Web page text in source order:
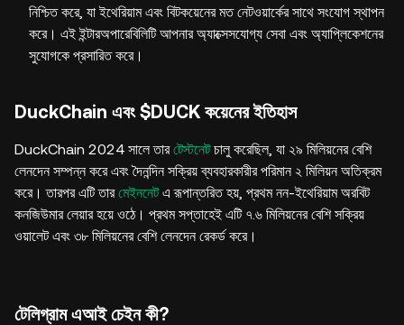
নিশ্চিত করে, যা ইথেরিয়াম এবং বিটকয়েনের মত নেটওয়ার্কের সাথে সংযোগ স্থাপন
করে। এই ইন্টারঅপারেবিলিটি আপনার অ্যাক্সেসযোগ্য সেবা এবং অ্যাপ্লিকেশনের
সুযোগকে প্রসারিত করে।
DuckChain এবং $DUCK কয়েনের ইতিহাস
DuckChain 2024 সালে তারটেস্টনেটচালু করেছিল, যা ২৯ মিলিয়নের বেশি
লেনদেন সম্পন্ন করে এবং দৈনন্দিন সক্রিয় ব্যবহারকারীর পরিমান ২ মিলিয়ন অতিক্রম
করে। তারপর এটি তারমেইননেটএ রূপান্তরিত হয়, প্রথম নন-ইথেরিয়াম অরবিট
কনজিউমার লেয়ার হয়ে ওঠে। প্রথম সপ্তাহেই এটি ৭.৬ মিলিয়নের বেশি সক্রিয়
ওয়ালেট এবং ৩৮ মিলিয়নের বেশি লেনদেন রেকর্ড করে।
টেলিগ্রাম এআই চেইন কী?